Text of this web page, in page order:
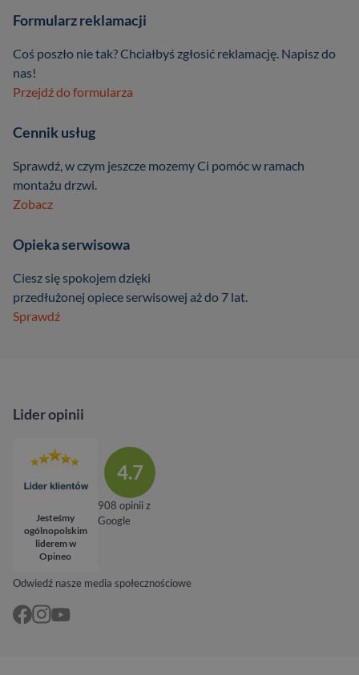
Formularz reklamacji
Coś poszło nie tak? Chciałbyś zgłosić reklamację. Napisz do
nas!
Przejdź do formularza
Cennik usług
Sprawdź, w czym jeszcze mozemy Ci pomóc w ramach
montażu drzwi.
Zobacz
Opieka serwisowa
Ciesz się spokojem dzięki
przedłużonej opiece serwisowej aż do 7 lat.
Sprawdź
Odwiedź nasze media społecznościowe
Lider opinii
Jesteśmy
ogólnopolskim
liderem w
Opineo
4.7
908 opinii z
Google